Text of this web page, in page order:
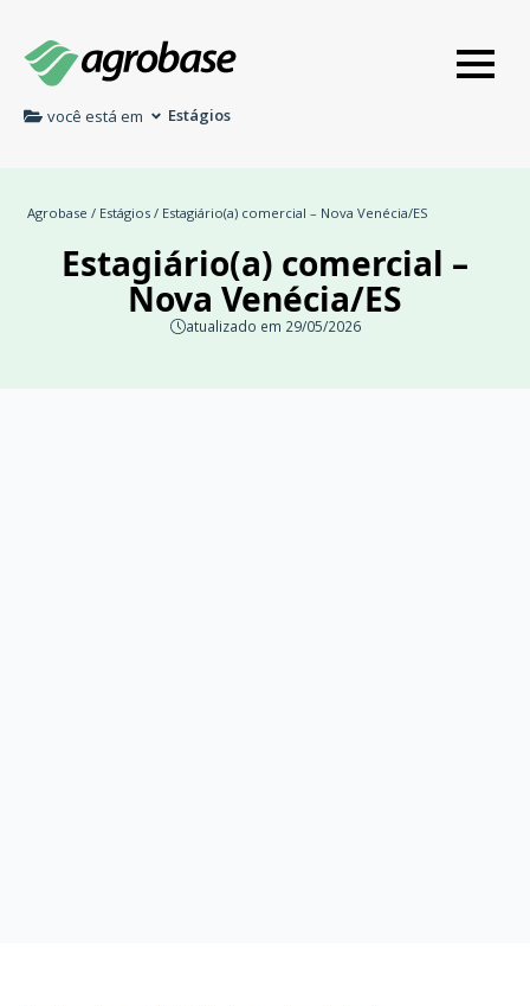
você está em Estágios
Agrobase / Estágios / Estagiário(a) comercial – Nova Venécia/ES
Estagiário(a) comercial –
Nova Venécia/ES
atualizado em 29/05/2026